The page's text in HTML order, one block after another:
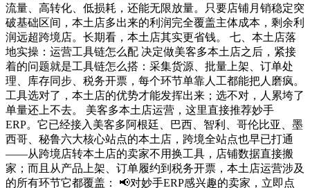
流量、高转化、低损耗，还能无限放量。只要店铺月销稳定突
破基础区间，本土店多出来的利润完全覆盖主体成本，剩余利
润远超跨境店。长期看，本土店其实更省钱。 七、本土店落
地实操：运营工具链怎么配 决定做美客多本土店之后，紧接
着的问题就是工具链怎么搭：采集货源、批量上架、订单处
理、库存同步、税务开票，每个环节单靠人工都能把人磨疯。
工具选对了，本土店的优势才能发挥出来；选不对，人累垮了
单量还上不去。 美客多本土店运营，这里直接推荐妙手
ERP。它已经接入美客多阿根廷、巴西、智利、哥伦比亚、墨
西哥、秘鲁六大核心站点的本土店，跨境全站点也早已打通
——从跨境店转本土店的卖家不用换工具，店铺数据直接搬
家；而且从产品上架、订单履约到税务开票，本土店运营涉及
的所有环节它都覆盖： 📢对妙手ERP感兴趣的卖家，立即点